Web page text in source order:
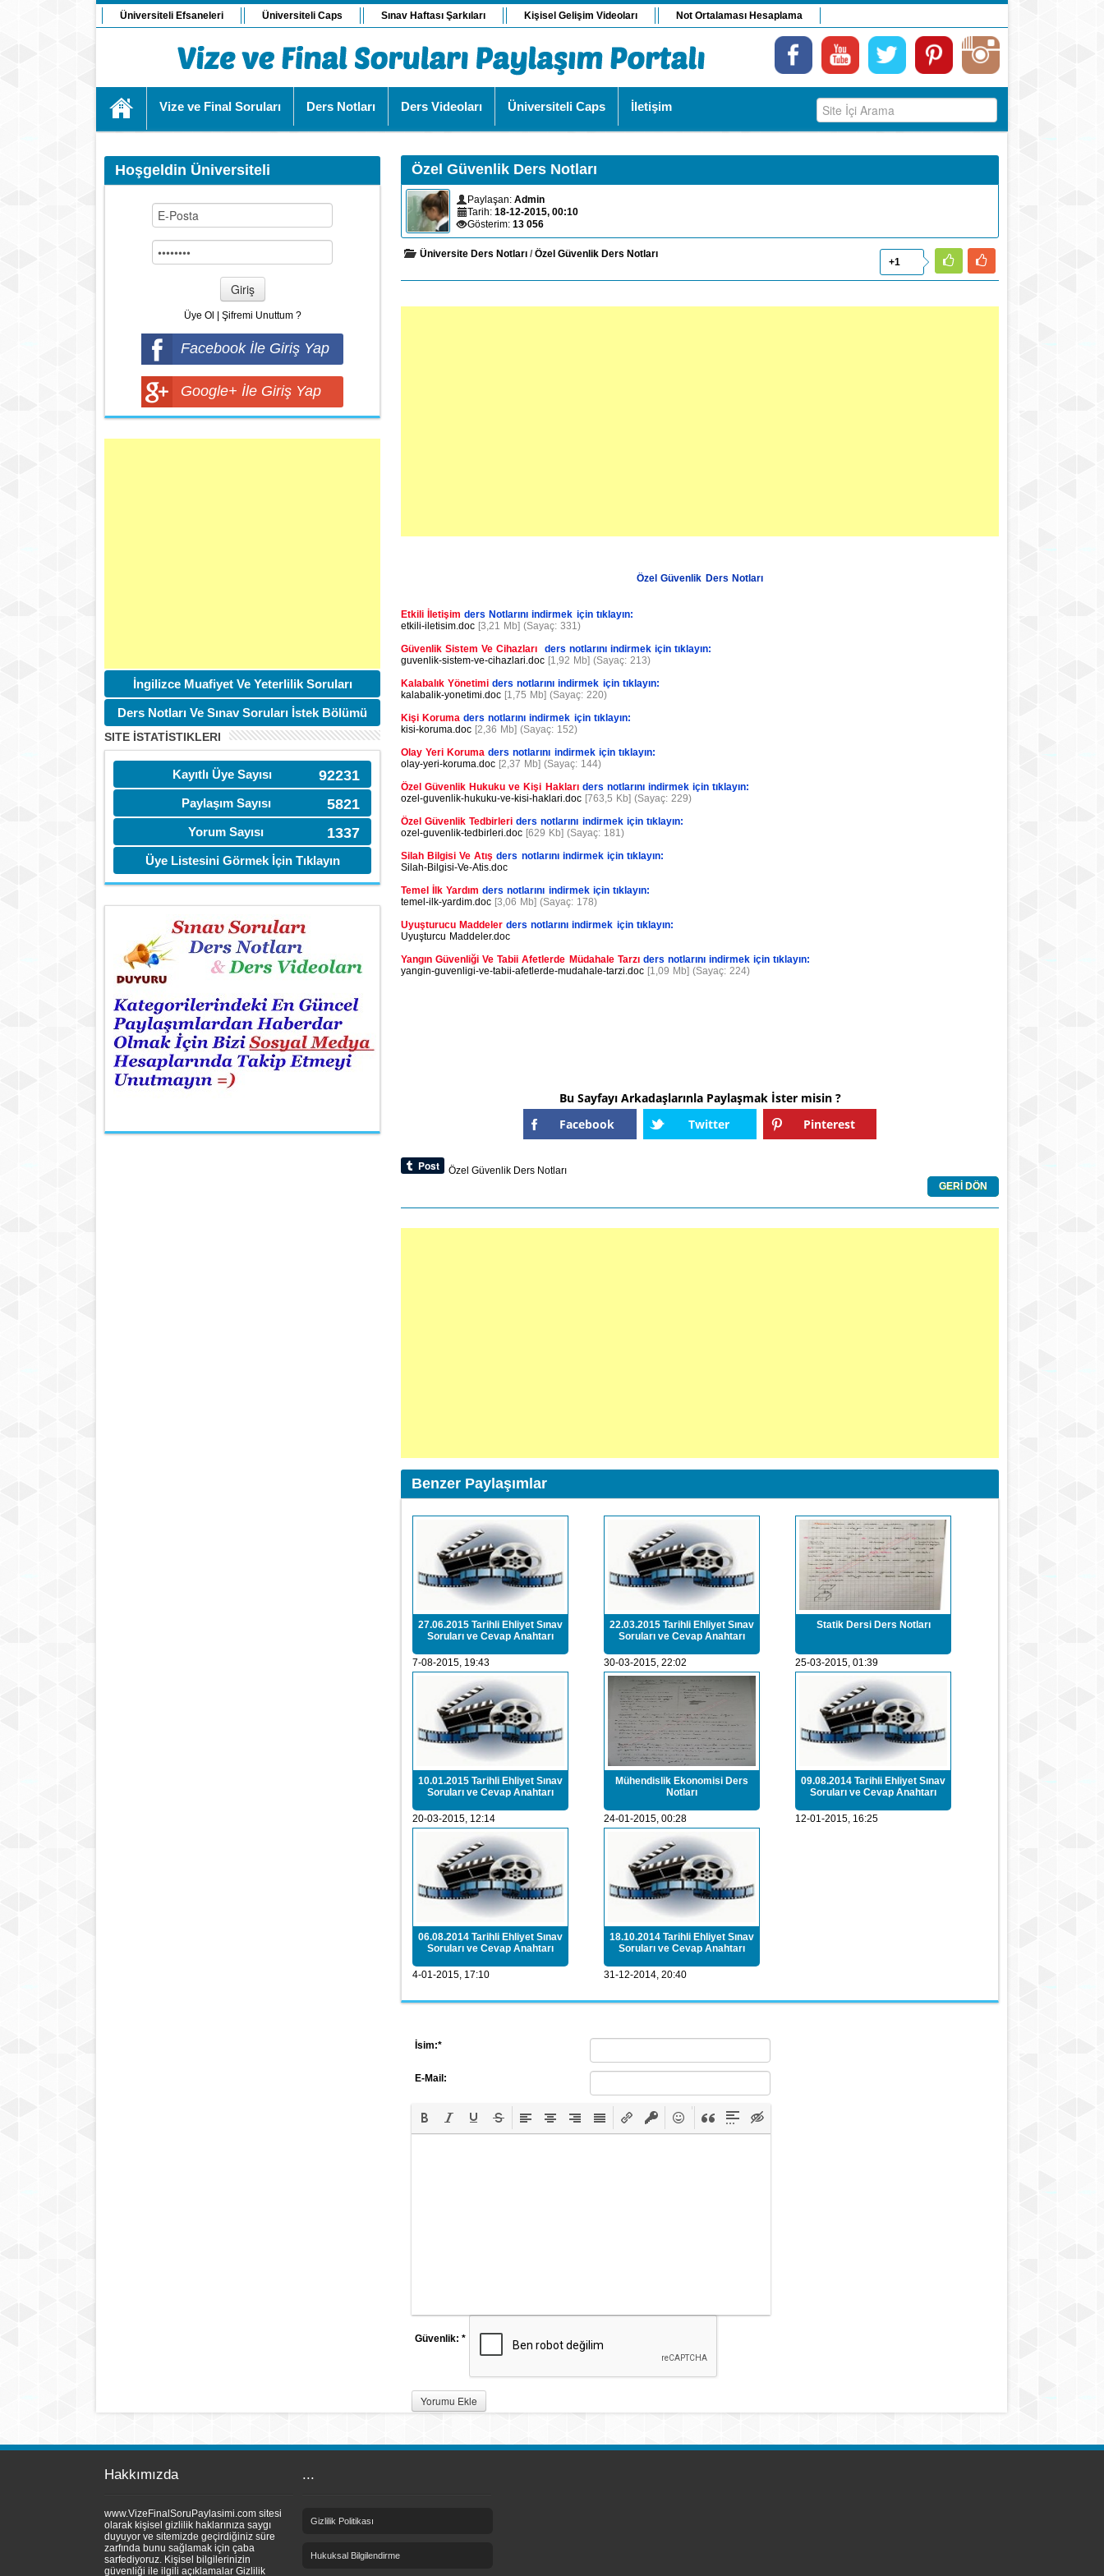
Üniversiteli Efsaneleri Üniversiteli Caps Sınav Haftası Şarkıları Kişisel Gelişim Videoları Not Ortalaması Hesaplama
Vize ve Final Soruları Ders Notları Ders Videoları Üniversiteli Caps İletişim
Hoşgeldin Üniversiteli
Giriş
Üye Ol Şifremi Unuttum ?
Facebook İle Giriş Yap
Google+ İle Giriş Yap
İngilizce Muafiyet Ve Yeterlilik Soruları
Ders Notları Ve Sınav Soruları İstek Bölümü
SITE İSTATİSTIKLERI
92231
Kayıtlı Üye Sayısı
5821
Paylaşım Sayısı
1337
Yorum Sayısı
Üye Listesini Görmek İçin Tıklayın
Özel Güvenlik Ders Notları
Paylaşan: Admin
Tarih: 18-12-2015, 00:10
Gösterim: 13 056
Üniversite Ders Notları / Özel Güvenlik Ders Notları
+1
Özel Güvenlik Ders Notları
Etkili İletişimders Notlarını indirmek için tıklayın:
etkili-iletisim.doc [3,21 Mb] (Sayaç: 331)
Güvenlik Sistem Ve Cihazları ders notlarını indirmek için tıklayın:
guvenlik-sistem-ve-cihazlari.doc [1,92 Mb] (Sayaç: 213)
Kalabalık Yönetimi ders notlarını indirmek için tıklayın:
kalabalik-yonetimi.doc [1,75 Mb] (Sayaç: 220)
Kişi Koruma ders notlarını indirmek için tıklayın:
kisi-koruma.doc [2,36 Mb] (Sayaç: 152)
Olay Yeri Koruma ders notlarını indirmek için tıklayın:
olay-yeri-koruma.doc [2,37 Mb] (Sayaç: 144)
Özel Güvenlik Hukuku ve Kişi Hakları ders notlarını indirmek için tıklayın:
ozel-guvenlik-hukuku-ve-kisi-haklari.doc [763,5 Kb] (Sayaç: 229)
Özel Güvenlik Tedbirleri ders notlarını indirmek için tıklayın:
ozel-guvenlik-tedbirleri.doc [629 Kb] (Sayaç: 181)
Silah Bilgisi Ve Atış ders notlarını indirmek için tıklayın:
Silah-Bilgisi-Ve-Atis.doc
Temel İlk Yardım ders notlarını indirmek için tıklayın:
temel-ilk-yardim.doc [3,06 Mb] (Sayaç: 178)
Uyuşturucu Maddeler ders notlarını indirmek için tıklayın:
Uyuşturcu Maddeler.doc
Yangın Güvenliği Ve Tabii Afetlerde Müdahale Tarzı ders notlarını indirmek için tıklayın:
yangin-guvenligi-ve-tabii-afetlerde-mudahale-tarzi.doc [1,09 Mb] (Sayaç: 224)
Bu Sayfayı Arkadaşlarınla Paylaşmak İster misin ?
Facebook
Twitter Pinterest
Özel Güvenlik Ders Notları
GERİ DÖN
Benzer Paylaşımlar
27.06.2015 Tarihli Ehliyet Sınav
Soruları ve Cevap Anahtarı
7-08-2015, 19:43
22.03.2015 Tarihli Ehliyet Sınav
Soruları ve Cevap Anahtarı
30-03-2015, 22:02
Statik Dersi Ders Notları
25-03-2015, 01:39
10.01.2015 Tarihli Ehliyet Sınav
Soruları ve Cevap Anahtarı
20-03-2015, 12:14
Mühendislik Ekonomisi Ders
Notları
24-01-2015, 00:28
09.08.2014 Tarihli Ehliyet Sınav
Soruları ve Cevap Anahtarı
12-01-2015, 16:25
06.08.2014 Tarihli Ehliyet Sınav
Soruları ve Cevap Anahtarı
4-01-2015, 17:10
18.10.2014 Tarihli Ehliyet Sınav
Soruları ve Cevap Anahtarı
31-12-2014, 20:40
İsim:*
E-Mail:
Güvenlik: *
Yorumu Ekle
Hakkımızda
www.VizeFinalSoruPaylasimi.com sitesi
olarak kişisel gizlilik haklarınıza saygı
duyuyor ve sitemizde geçirdiğiniz süre
zarfında bunu sağlamak için çaba
sarfediyoruz. Kişisel bilgilerinizin
güvenliği ile ilgili açıklamalar Gizlilik
...
Gizlilik Politikası
Hukuksal Bilgilendirme